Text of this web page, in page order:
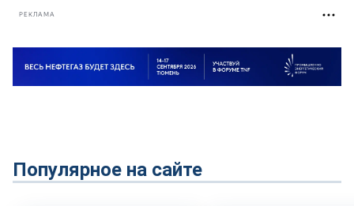
РЕКЛАМА
Популярное на сайте